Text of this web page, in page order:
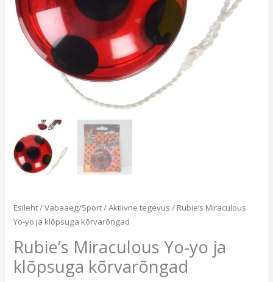
Esileht/Vabaaeg/Sport/Aktiivne tegevus / Rubie’s Miraculous
Yo-yo ja klõpsuga kõrvarõngad
Rubie’s Miraculous Yo-yo ja
klõpsuga kõrvarõngad